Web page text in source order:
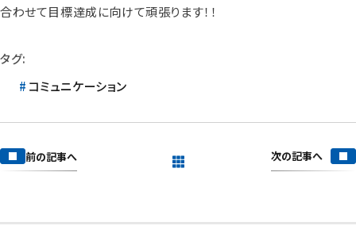
合わせて目標達成に向けて頑張ります！！
タグ:
コミュニケーション
前の記事へ 次の記事へ